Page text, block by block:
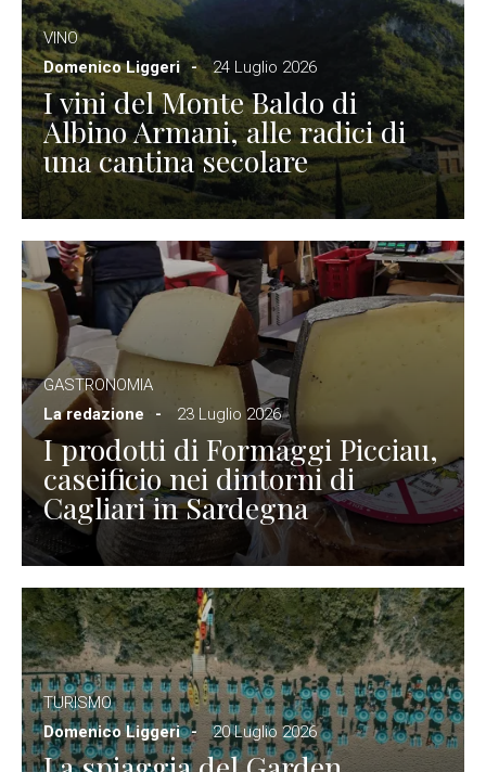
VINO
Domenico Liggeri
24 Luglio 2026
I vini del Monte Baldo di
Albino Armani, alle radici di
una cantina secolare
GASTRONOMIA
La redazione
23 Luglio 2026
I prodotti di Formaggi Picciau,
caseificio nei dintorni di
Cagliari in Sardegna
TURISMO
Domenico Liggeri
20 Luglio 2026